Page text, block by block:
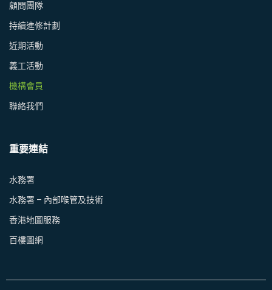
顧問團隊
持續進修計劃
近期活動
義工活動
機構會員
聯絡我們
重要連結
水務署
水務署 – 內部喉管及技術
香港地圖服務
百樓圖網